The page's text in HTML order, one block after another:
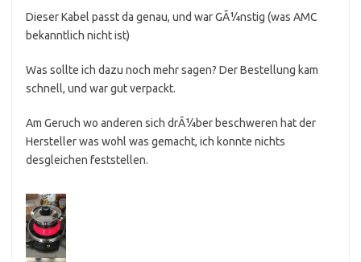
Dieser Kabel passt da genau, und war GÃ¼nstig (was AMC
bekanntlich nicht ist)
Was sollte ich dazu noch mehr sagen? Der Bestellung kam
schnell, und war gut verpackt.
Am Geruch wo anderen sich drÃ¼ber beschweren hat der
Hersteller was wohl was gemacht, ich konnte nichts
desgleichen feststellen.